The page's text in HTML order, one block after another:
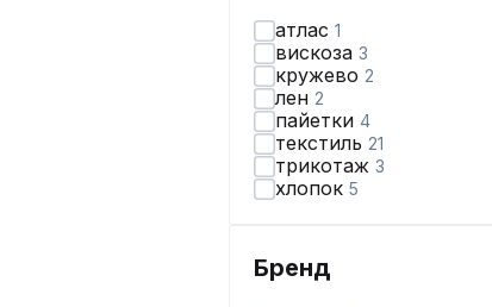
атлас 1
вискоза 3
кружево 2
лен 2
пайетки 4
текстиль 21
трикотаж 3
хлопок 5
Бренд